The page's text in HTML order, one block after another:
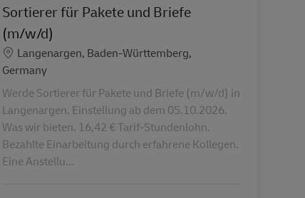
Sortierer für Pakete und Briefe
(m/w/d)
Localização
Langenargen, Baden-Württemberg,
Germany
Werde Sortierer für Pakete und Briefe (m/w/d) in
Langenargen. Einstellung ab dem 05.10.2026.
Was wir bieten. 16,42 € Tarif-Stundenlohn.
Bezahlte Einarbeitung durch erfahrene Kollegen.
Eine Anstellu...